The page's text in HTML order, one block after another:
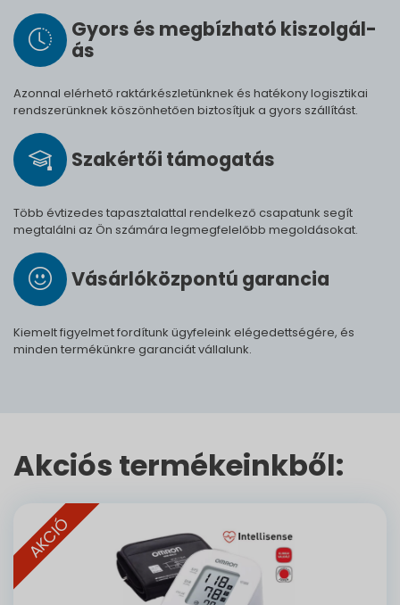
Gyors és meg­bíz­ha­tó ki­szol­gál­
ás
Azonnal elérhető raktárkészletünknek és hatékony logisztikai
rendszerünknek köszönhetően biztosítjuk a gyors szállítást.
Szak­értői tá­mo­ga­tás
Több évtizedes tapasztalattal rendelkező csapatunk segít
megtalálni az Ön számára legmegfelelőbb megoldásokat.
Vásárló­köz­pontú ga­ran­cia
Kiemelt figyelmet fordítunk ügyfeleink elégedettségére, és
minden termékünkre garanciát vállalunk.
Akciós termékeinkből:
AKCIÓ